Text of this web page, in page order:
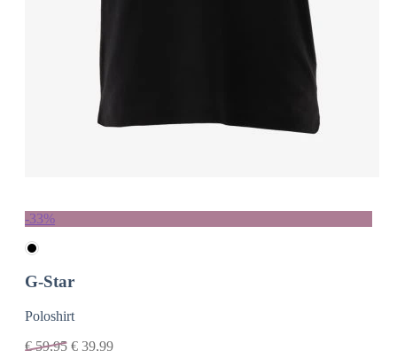
-33%
G-Star
Poloshirt
€59,95 € 39,99